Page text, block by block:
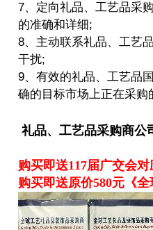
7、定向礼品、工艺品采
的准确和详细;
8、主动联系礼品、工艺
干扰;
9、有效的礼品、工艺品
确的目标市场上正在采购
礼品、工艺品采购商公
购买即送117届广交会
购买即送原价580元《